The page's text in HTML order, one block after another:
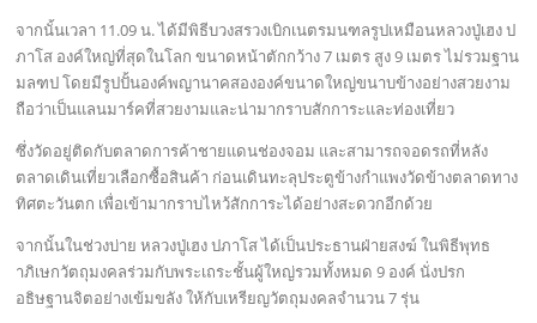
จากนั้นเวลา 11.09 น. ได้มีพิธีบวงสรวงเบิกเนตรมนฑลรูปเหมือนหลวงปู่เฮง ป
ภาโส องค์ใหญ่ที่สุดในโลก ขนาดหน้าตักกว้าง 7 เมตร สูง 9 เมตร ไม่รวมฐาน
มลฑป โดยมีรูปปั้นองค์พญานาคสององค์ขนาดใหญ่ขนาบข้างอย่างสวยงาม
ถือว่าเป็นแลนมาร์คที่สวยงามและน่ามากราบสักการะและท่องเที่ยว
ซึ่งวัดอยู่ติดกับตลาดการค้าชายแดนช่องจอม และสามารถจอดรถที่หลัง
ตลาดเดินเที่ยวเลือกซื้อสินค้า ก่อนเดินทะลุประตูข้างกำแพงวัดข้างตลาดทาง
ทิศตะวันตก เพื่อเข้ามากราบไหว้สักการะได้อย่างสะดวกอีกด้วย
จากนั้นในช่วงบ่าย หลวงปู่เฮง ปภาโส ได้เป็นประธานฝ่ายสงฆ์ ในพิธีพุทธ
าภิเษกวัตถุมงคลร่วมกับพระเถระชั้นผู้ใหญ่รวมทั้งหมด 9 องค์ นั่งปรก
อธิษฐานจิตอย่างเข้มขลัง ให้กับเหรียญวัตถุมงคลจำนวน 7 รุ่น